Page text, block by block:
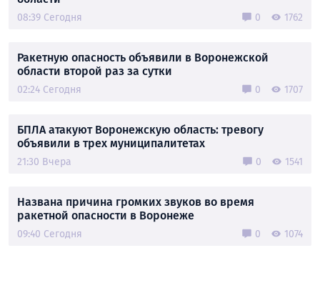
08:39 Сегодня 0 1762
Ракетную опасность объявили в Воронежской
области второй раз за сутки
02:24 Сегодня 0 1707
БПЛА атакуют Воронежскую область: тревогу
объявили в трех муниципалитетах
21:30 Вчера 0 1541
Названа причина громких звуков во время
ракетной опасности в Воронеже
09:40 Сегодня 0 1074